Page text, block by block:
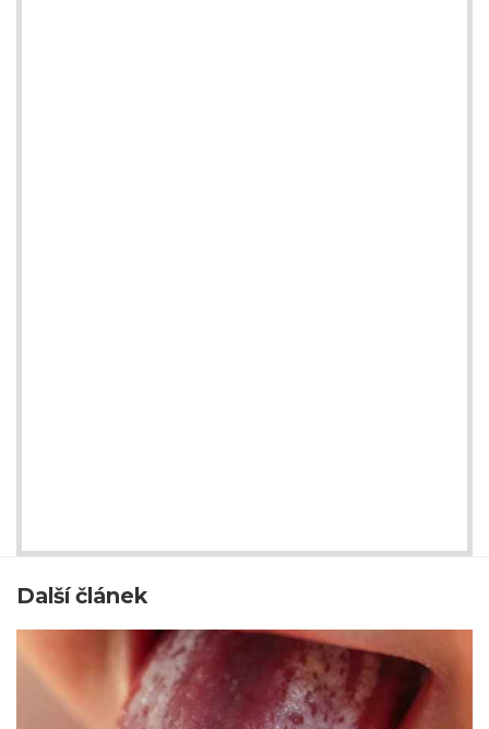
Další článek